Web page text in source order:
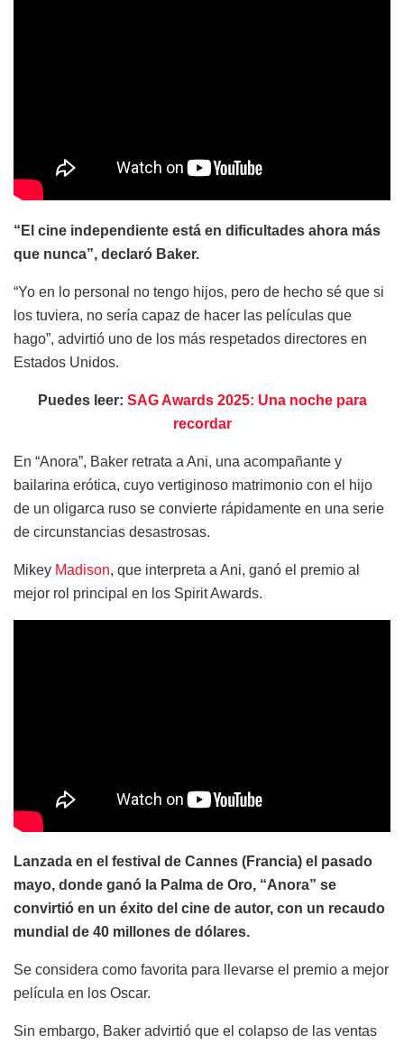
“El cine independiente está en dificultades ahora más
que nunca”, declaró Baker.
“Yo en lo personal no tengo hijos, pero de hecho sé que si
los tuviera, no sería capaz de hacer las películas que
hago”, advirtió uno de los más respetados directores en
Estados Unidos.
Puedes leer: SAG Awards 2025: Una noche para
recordar
En “Anora”, Baker retrata a Ani, una acompañante y
bailarina erótica, cuyo vertiginoso matrimonio con el hijo
de un oligarca ruso se convierte rápidamente en una serie
de circunstancias desastrosas.
Mikey Madison, que interpreta a Ani, ganó el premio al
mejor rol principal en los Spirit Awards.
Lanzada en el festival de Cannes (Francia) el pasado
mayo, donde ganó la Palma de Oro, “Anora” se
convirtió en un éxito del cine de autor, con un recaudo
mundial de 40 millones de dólares.
Se considera como favorita para llevarse el premio a mejor
película en los Oscar.
Sin embargo, Baker advirtió que el colapso de las ventas